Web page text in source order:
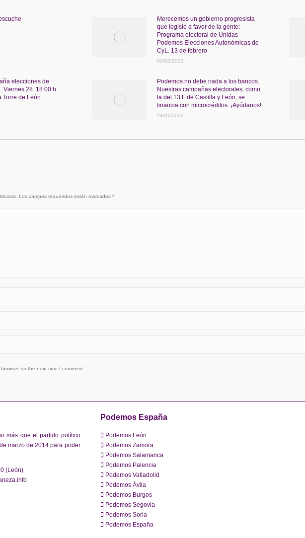
Merecemos un gobierno progresista
que legisle a favor de la gente:
Programa electoral de Unidas
Podemos Elecciones Autonómicas de
CyL. 13 de febrero
02/02/2022
elecciones de
Viernes 28. 18:00 h.
Torre de León
Podemos no debe nada a los bancos.
Nuestras campañas electorales, como
la del 13 F de Castilla y León, se
financia con microcréditos. ¡Ayúdanos!
24/01/2022
Los campos requeridos están marcados *
for the next time I comment.
más que el partido político
marzo de 2014 para poder
(León)
Podemos España
Podemos León
Podemos Zamora
Podemos Salamanca
Podemos Palencia
Podemos Valladolid
Podemos Ávila
Podemos Burgos
Podemos Segovia
Podemos Soria
Podemos España